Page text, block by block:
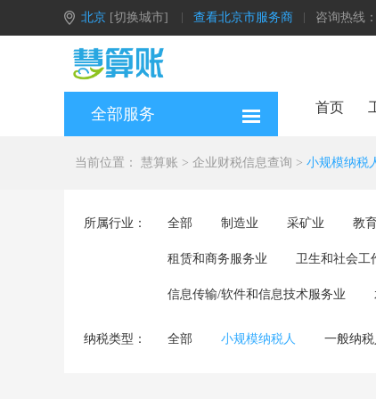
北京 [切换城市] 查看北京市服务商 咨询热线
全部服务 首页
当前位置： 慧算账 > 企业财税信息查询 > 小规模纳税
所属行业： 全部 制造业 采矿业 教育
租赁和商务服务业 卫生和社会工
信息传输/软件和信息技术服务业
纳税类型： 全部 小规模纳税人 一般纳税